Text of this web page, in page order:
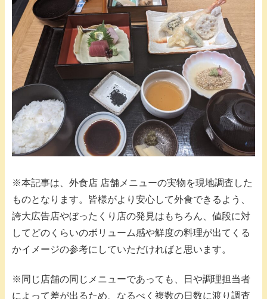
※本記事は、外食店 店舗メニューの実物を現地調査した
ものとなります。皆様がより安心して外食できるよう、
誇大広告店やぼったくり店の発見はもちろん、値段に対
してどのくらいのボリューム感や鮮度の料理が出てくる
かイメージの参考にしていただければと思います。
※同じ店舗の同じメニューであっても、日や調理担当者
によって差が出るため、なるべく複数の日数に渡り調査